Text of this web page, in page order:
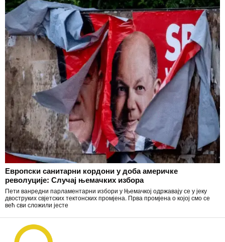
Европски санитарни кордони у доба америчке
револуције: Случај њемачких избора
Пети ванредни парламентарни избори у Њемачкој одржавају се у јеку
двоструких свјетских тектонских промјена. Прва промјена о којој смо се
већ сви сложили јесте